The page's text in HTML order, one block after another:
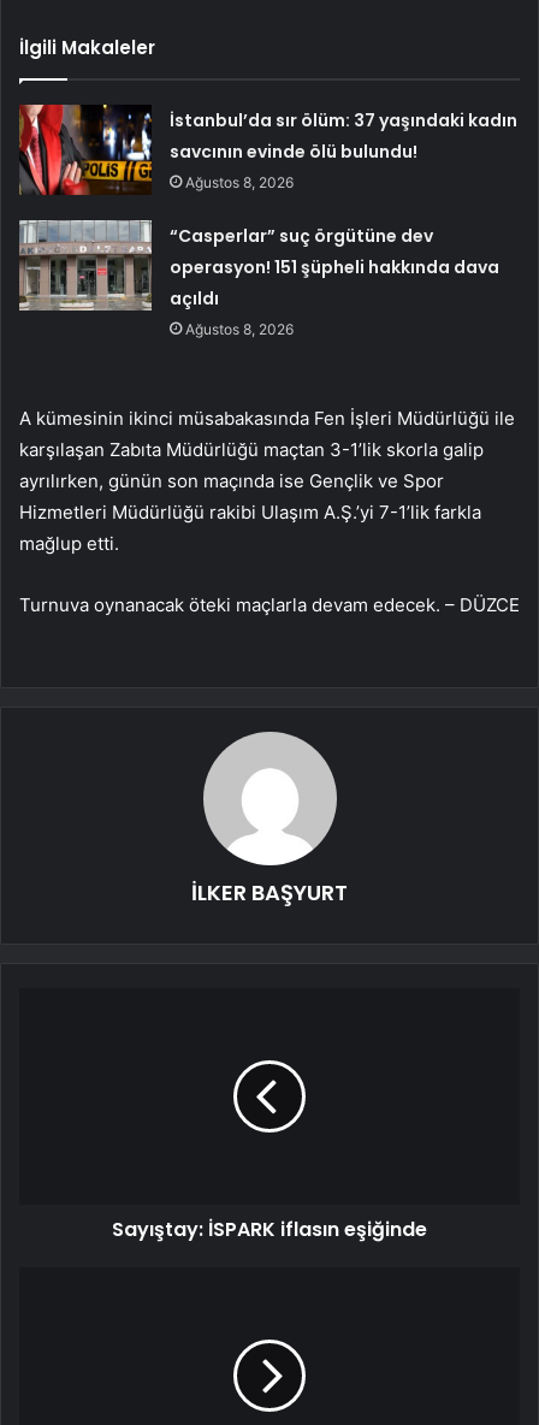
İlgili Makaleler
İstanbul’da sır ölüm: 37 yaşındaki kadın
savcının evinde ölü bulundu!
Ağustos 8, 2026
“Casperlar” suç örgütüne dev
operasyon! 151 şüpheli hakkında dava
açıldı
Ağustos 8, 2026
A kümesinin ikinci müsabakasında Fen İşleri Müdürlüğü ile
karşılaşan Zabıta Müdürlüğü maçtan 3-1’lik skorla galip
ayrılırken, günün son maçında ise Gençlik ve Spor
Hizmetleri Müdürlüğü rakibi Ulaşım A.Ş.’yi 7-1’lik farkla
mağlup etti.
Turnuva oynanacak öteki maçlarla devam edecek. – DÜZCE
İLKER BAŞYURT
Sayıştay: İSPARK iflasın eşiğinde